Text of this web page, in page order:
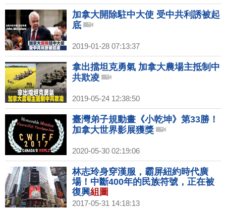
加拿大開除駐中大使 受中共利誘被起
底
2019-01-28 07:13:37
拿出擋坦克勇氣 加拿大農場主抵制中
共欺凌
2019-05-24 12:38:50
臺灣弟子規動畫《小乾坤》第33勝！
加拿大世界影展獲獎
2020-05-30 02:19:06
林志玲身穿漢服，霸屏紐約時代廣
場！中斷400年的民族符號，正在被
復興組圖
2017-05-31 14:18:13